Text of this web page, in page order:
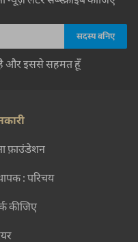
और इससे सहमत हूँ
फ़ाउंडेशन
: परिचय
कीजिए